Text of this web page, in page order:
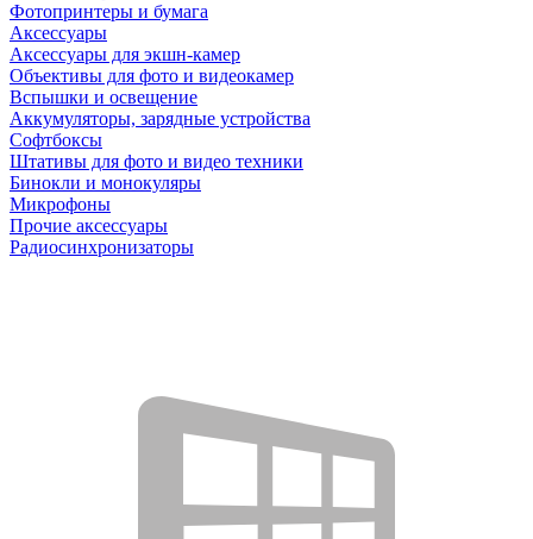
Фотопринтеры и бумага
Аксессуары
Аксессуары для экшн-камер
Объективы для фото и видеокамер
Вспышки и освещение
Аккумуляторы, зарядные устройства
Софтбоксы
Штативы для фото и видео техники
Бинокли и монокуляры
Микрофоны
Прочие аксессуары
Радиосинхронизаторы